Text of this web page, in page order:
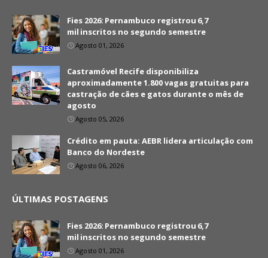
Fies 2026: Pernambuco registrou 6,7
mil inscritos no segundo semestre
Agosto 01, 2026
Castramóvel Recife disponibiliza
aproximadamente 1.800 vagas gratuitas para
castração de cães e gatos durante o mês de
agosto
Agosto 05, 2026
Crédito em pauta: AEBR lidera articulação com
Banco do Nordeste
Agosto 06, 2026
ÚLTIMAS POSTAGENS
Fies 2026: Pernambuco registrou 6,7
mil inscritos no segundo semestre
Agosto 01, 2026